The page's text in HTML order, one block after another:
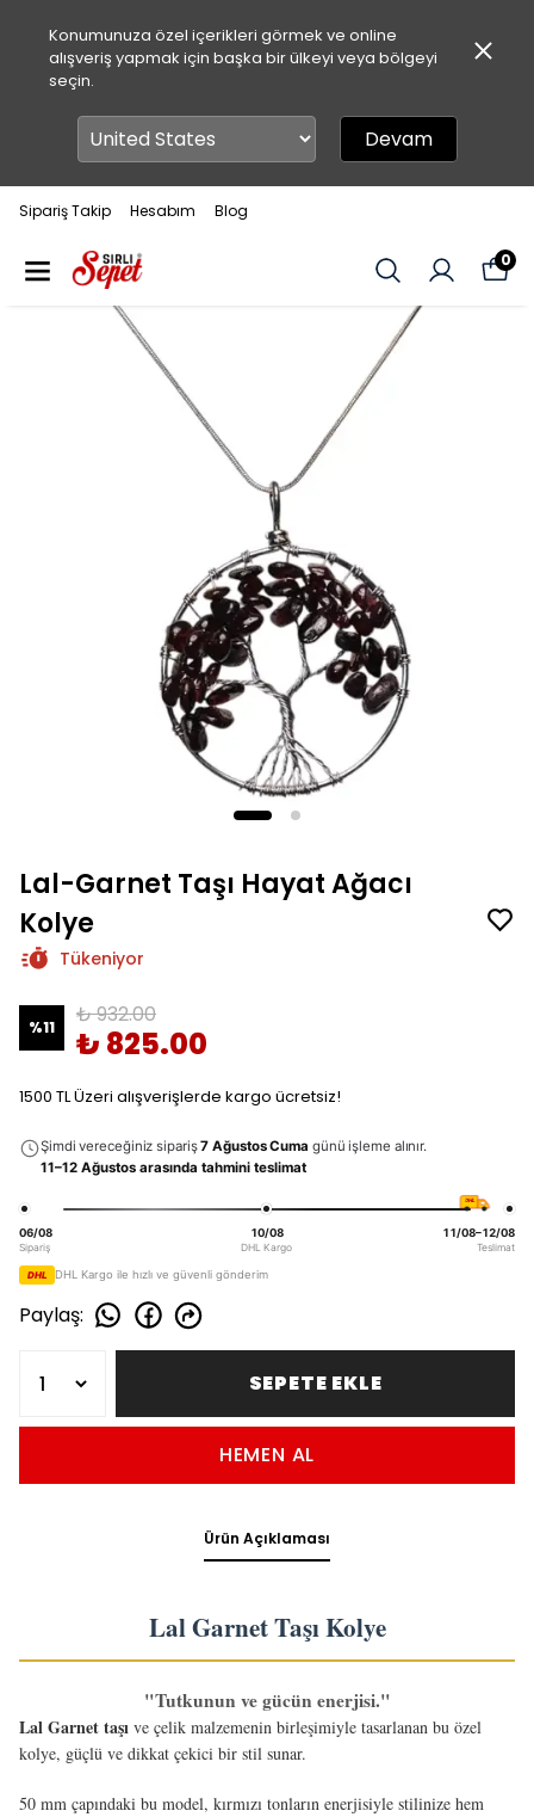
Konumunuza özel içerikleri görmek ve online
alışveriş yapmak için başka bir ülkeyi veya bölgeyi
seçin.
Devam
Sipariş Takip Hesabım Blog
0
Lal-Garnet Taşı Hayat Ağacı
Kolye
Tükeniyor
%11 ₺ 932.00
₺ 825.00
1500 TL Üzeri alışverişlerde kargo ücretsiz!
Şimdi vereceğiniz sipariş7 Ağustos Cuma günü işleme alınır.
11–12 Ağustos arasında tahmini teslimat
06/08
Sipariş
10/08
DHL Kargo
11/08–12/08
Teslimat
DHL DHL Kargo ile hızlı ve güvenli gönderim
Paylaş:
SEPETE EKLE
HEMEN AL
Ürün Açıklaması
Lal Garnet Taşı Kolye
"Tutkunun ve gücün enerjisi."
Lal Garnet taşı ve çelik malzemenin birleşimiyle tasarlanan bu özel
kolye, güçlü ve dikkat çekici bir stil sunar.
50 mm çapındaki bu model, kırmızı tonların enerjisiyle stilinize hem